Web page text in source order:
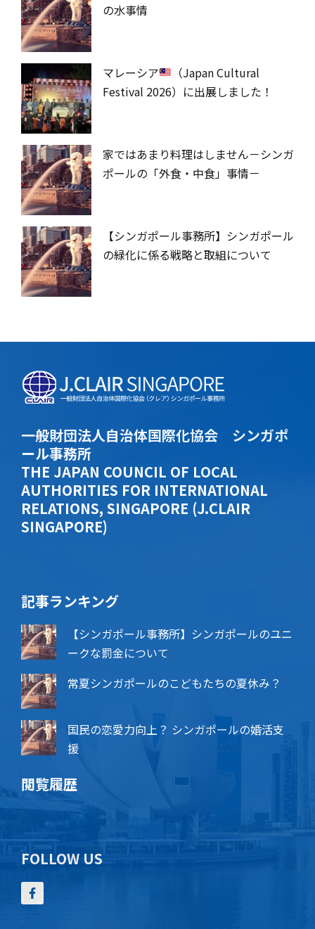
の水事情
マレーシア
（Japan Cultural
Festival 2026）に出展しました！
家ではあまり料理はしません－シンガ
ポールの「外食・中食」事情－
【シンガポール事務所】シンガポール
の緑化に係る戦略と取組について
一般財団法人自治体国際化協会 シンガポ
ール事務所
THE JAPAN COUNCIL OF LOCAL
AUTHORITIES FOR INTERNATIONAL
RELATIONS, SINGAPORE (J.CLAIR
SINGAPORE)
記事ランキング
【シンガポール事務所】シンガポールのユニ
ークな罰金について
常夏シンガポールのこどもたちの夏休み？
国民の恋愛力向上？ シンガポールの婚活支
援
閲覧履歴
FOLLOW US